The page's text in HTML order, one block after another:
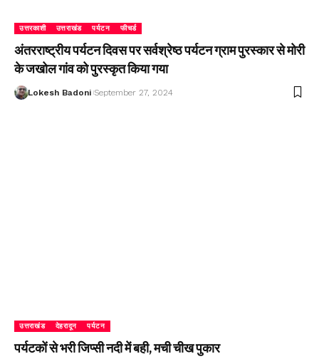
उत्तरकाशी उत्तराखंड पर्यटन फीचर्ड
अंतरराष्ट्रीय पर्यटन दिवस पर सर्वश्रेष्ठ पर्यटन ग्राम पुरस्कार से मोरी
के जखोल गांव को पुरस्कृत किया गया
Lokesh Badoni September 27, 2024
उत्तराखंड देहरादून पर्यटन
पर्यटकों से भरी जिप्सी नदी में बही, मची चीख पुकार